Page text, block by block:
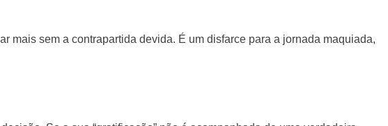
mais sem a contrapartida devida. É um disfarce para a jornada maquiada,